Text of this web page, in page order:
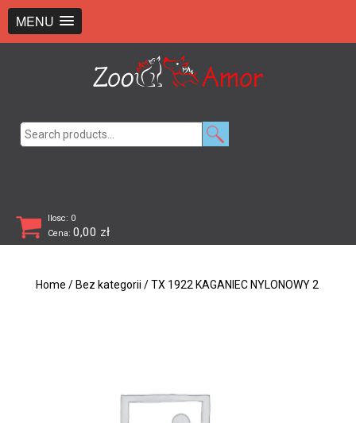
MENU
Ilosc: 0
Cena: 0,00 zł
Home / Bez kategorii / TX 1922 KAGANIEC NYLONOWY 2